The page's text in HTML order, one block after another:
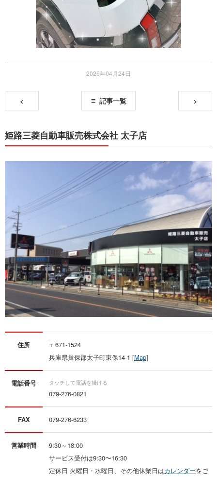
2026年04月24日
< 記事一覧 >
姫路三菱自動車販売株式会社 太子店
住所
〒671-1524
兵庫県揖保郡太子町東保14-1 [Map]
電話番号
079-276-0821
FAX 079-276-6233
営業時間
9:30～18:00
サービス受付は9:30〜16:30
定休日 火曜日・水曜日、その他休業日はカレンダーをご